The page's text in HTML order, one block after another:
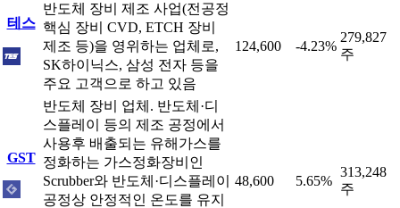
테스
반도체 장비 제조 사업(전공정
핵심 장비 CVD, ETCH 장비
제조 등)을 영위하는 업체로,
SK하이닉스, 삼성 전자 등을
주요 고객으로 하고 있음
124,600 -4.23%
279,827
주
GST
반도체 장비 업체. 반도체·디
스플레이 등의 제조 공정에서
사용후 배출되는 유해가스를
정화하는 가스정화장비인
Scrubber와 반도체·디스플레이
공정상 안정적인 온도를 유지
48,600 5.65%
313,248
주